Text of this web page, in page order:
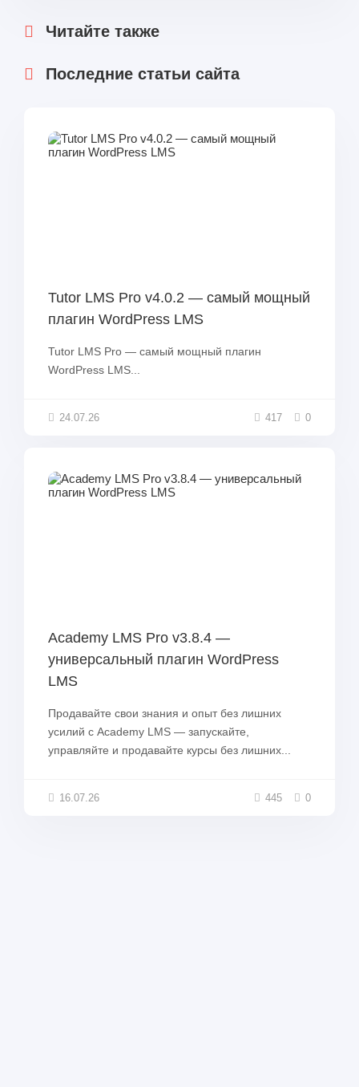
Читайте также
Последние статьи сайта
Tutor LMS Pro v4.0.2 — самый мощный
плагин WordPress LMS
Tutor LMS Pro — самый мощный плагин
WordPress LMS...
24.07.26 417 0
Academy LMS Pro v3.8.4 —
универсальный плагин WordPress
LMS
Продавайте свои знания и опыт без лишних
усилий с Academy LMS — запускайте,
управляйте и продавайте курсы без лишних...
16.07.26 445 0